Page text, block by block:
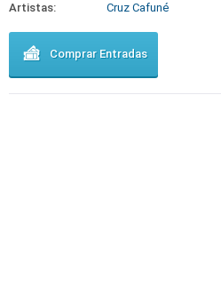
Artistas:
Cruz Cafuné
Comprar Entradas